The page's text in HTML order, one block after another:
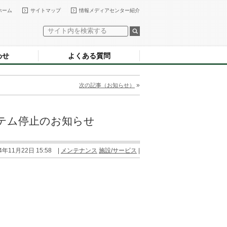
情報メディアセンター紹介
サイトマップ
ーム
せ よくある質問
次の記事（お知らせ） »
ム停止のお知らせ
年11月22日 15:58 | メンテナンス 施設/サービス